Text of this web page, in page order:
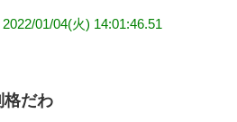
2022/01/04(火) 14:01:46.51
格だわ